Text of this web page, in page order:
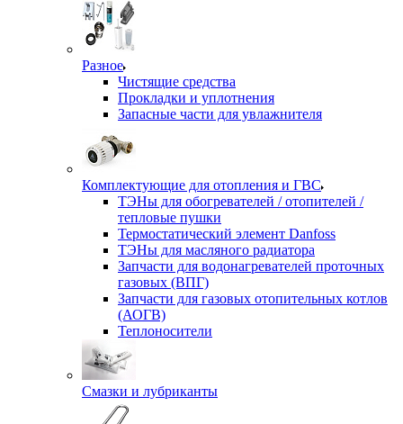
Разное
Чистящие средства
Прокладки и уплотнения
Запасные части для увлажнителя
Комплектующие для отопления и ГВС
ТЭНы для обогревателей / отопителей /
тепловые пушки
Термостатический элемент Danfoss
ТЭНы для масляного радиатора
Запчасти для водонагревателей проточных
газовых (ВПГ)
Запчасти для газовых отопительных котлов
(АОГВ)
Теплоносители
Смазки и лубриканты